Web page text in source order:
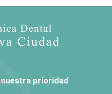
nuestra prioridad